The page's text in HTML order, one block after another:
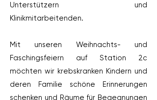
Unterstützern und
Klinikmitarbeitenden.
Mit unseren Weihnachts- und
Faschingsfeiern auf Station 2c
möchten wir krebskranken Kindern und
deren Familie schöne Erinnerungen
schenken und Räume für Begegnungen